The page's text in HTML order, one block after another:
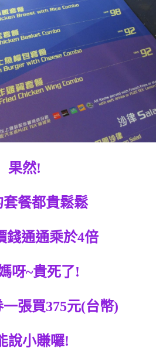
果然!
套餐都貴鬆鬆
錢通通乘於4倍
呀~貴死了!
張買375元(台幣)
說小賺囉!